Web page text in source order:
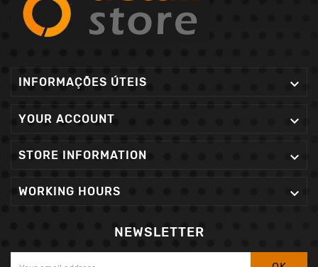
INFORMAÇÕES ÚTEIS 
YOUR ACCOUNT 
STORE INFORMATION 
WORKING HOURS 
NEWSLETTER